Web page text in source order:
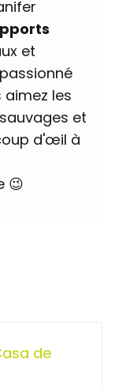
et
les
et
d'œil à
😉
de